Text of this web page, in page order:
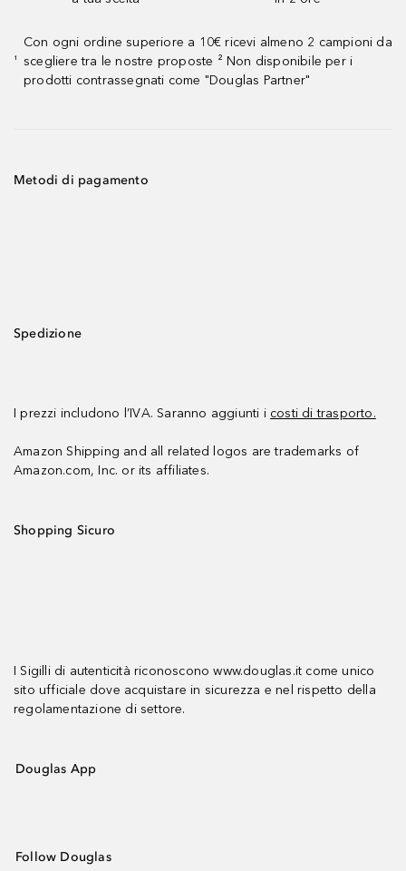
¹
Con ogni ordine superiore a 10€ ricevi almeno 2 campioni da
scegliere tra le nostre proposte ² Non disponibile per i
prodotti contrassegnati come "Douglas Partner"
Metodi di pagamento
Spedizione
I prezzi includono l’IVA. Saranno aggiunti i costi di trasporto.
Amazon Shipping and all related logos are trademarks of
Amazon.com, Inc. or its affiliates.
Shopping Sicuro
I Sigilli di autenticità riconoscono www.douglas.it come unico
sito ufficiale dove acquistare in sicurezza e nel rispetto della
regolamentazione di settore.
Douglas App
Follow Douglas